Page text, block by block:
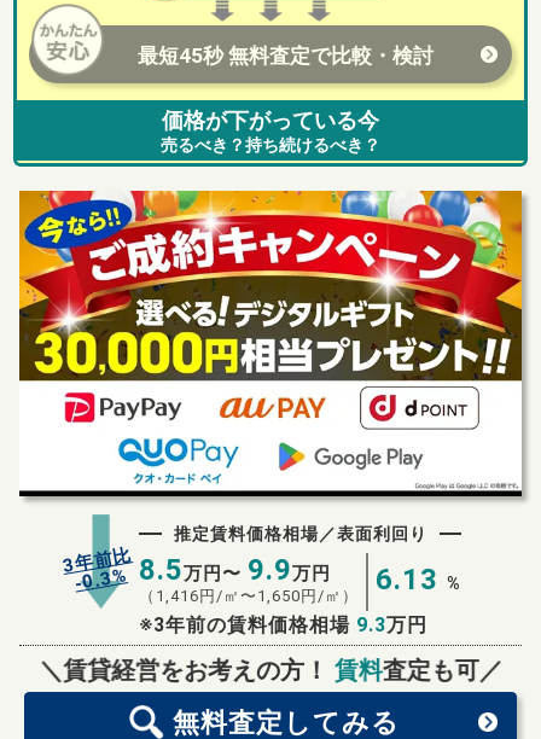
最短45秒 無料査定で比較・検討
価格が下がっている今
売るべき？持ち続けるべき？
3年前比
-0.3%
推定賃料価格相場／表面利回り
8.5万円〜 9.9万円
（ 1,416 円/㎡〜 1,650 円/㎡） 6.13 %
※3年前の賃料価格相場 9.3万円
＼賃貸経営をお考えの方！ 賃料査定も可／
無料査定 してみる
無料査定スタート！